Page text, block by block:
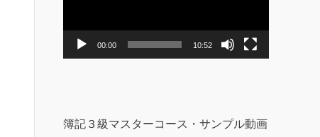
ヤ
00:00 10:52
簿記３級マスターコース・サンプル動画